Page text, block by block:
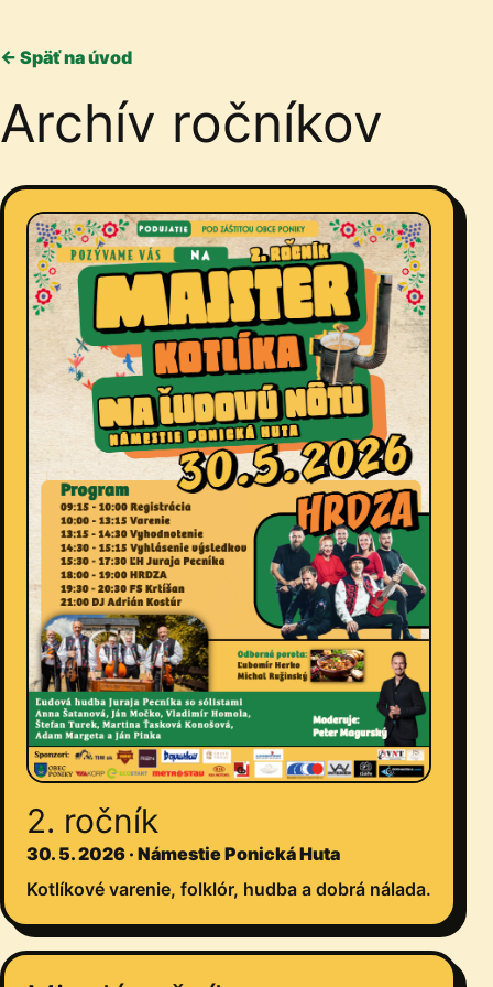
← Späť na úvod
Archív ročníkov
2. ročník
30. 5. 2026 · Námestie Ponická Huta
Kotlíkové varenie, folklór, hudba a dobrá nálada.